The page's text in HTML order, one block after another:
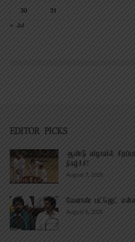
30
31
« Jul
EDITOR PICKS
ஆண்டு விழாவில்
நிகழ்ச்சி!
August 7, 2026
வேளாண் பட்ஜெட்
August 6, 2026